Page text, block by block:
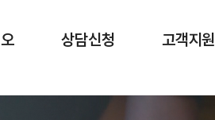
상담신청 고객지원